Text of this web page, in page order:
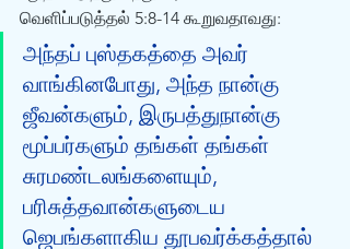
வெளிப்படுத்தல் 5:8-14 கூறுவதாவது:
அந்தப் புஸ்தகத்தை அவர்
வாங்கினபோது, அந்த நான்கு
ஜீவன்களும், இருபத்துநான்கு
மூப்பர்களும் தங்கள் தங்கள்
சுரமண்டலங்களையும்,
பரிசுத்தவான்களுடைய
ஜெபங்களாகிய தூபவர்க்கத்தால்